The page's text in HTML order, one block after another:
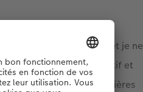
un certain temps et je ne
ayant toujours été actif et
tout cela. Mais les premières